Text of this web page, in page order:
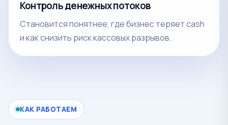
Контроль денежных потоков
Становится понятнее, где бизнес теряет cash
и как снизить риск кассовых разрывов.
КАК РАБОТАЕМ